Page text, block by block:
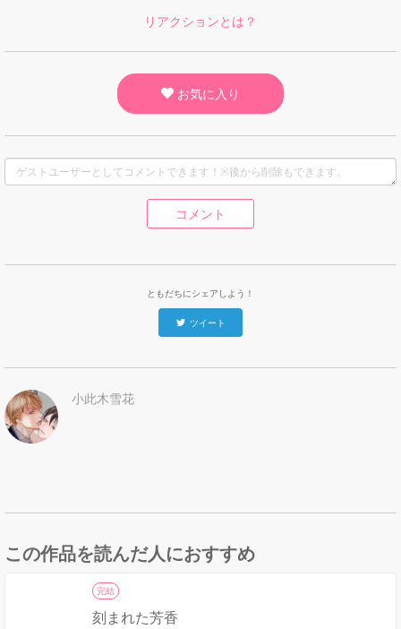
リアクションとは？
お気に入り
コメント
ともだちにシェアしよう！
ツイート
小此木雪花
この作品を読んだ人におすすめ
完結
刻まれた芳香